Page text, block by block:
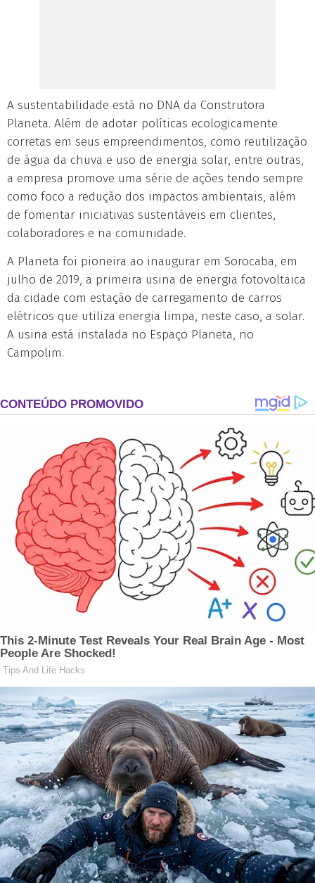
A sustentabilidade está no DNA da Construtora
Planeta. Além de adotar políticas ecologicamente
corretas em seus empreendimentos, como reutilização
de água da chuva e uso de energia solar, entre outras,
a empresa promove uma série de ações tendo sempre
como foco a redução dos impactos ambientais, além
de fomentar iniciativas sustentáveis em clientes,
colaboradores e na comunidade.
A Planeta foi pioneira ao inaugurar em Sorocaba, em
julho de 2019, a primeira usina de energia fotovoltaica
da cidade com estação de carregamento de carros
elétricos que utiliza energia limpa, neste caso, a solar.
A usina está instalada no Espaço Planeta, no
Campolim.